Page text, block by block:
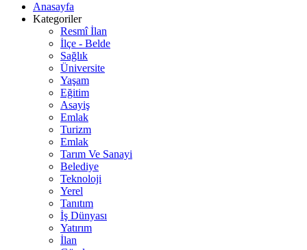
Anasayfa
Kategoriler
Resmî İlan
İlçe - Belde
Sağlık
Üniversite
Yaşam
Eğitim
Asayiş
Emlak
Turizm
Emlak
Tarım Ve Sanayi
Belediye
Teknoloji
Yerel
Tanıtım
İş Dünyası
Yatırım
İlan